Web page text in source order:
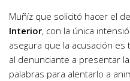
Muñíz que solicitó hacer el
Interior, con la única
asegura que la acusación
al denunciante a presentar
palabras para alentarlo a